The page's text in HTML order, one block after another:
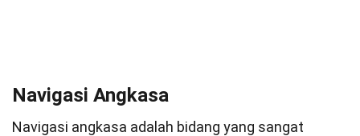
Navigasi Angkasa
Navigasi angkasa adalah bidang yang sangat